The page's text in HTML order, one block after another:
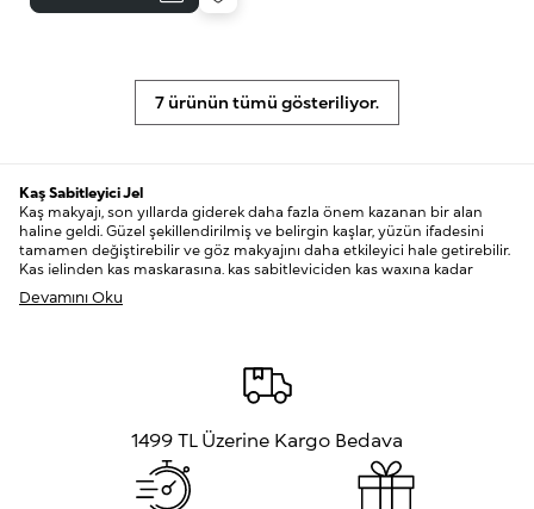
7 ürünün tümü gösteriliyor.
Kaş Sabitleyici Jel
Kaş makyajı, son yıllarda giderek daha fazla önem kazanan bir alan
haline geldi. Güzel şekillendirilmiş ve belirgin kaşlar, yüzün ifadesini
tamamen değiştirebilir ve göz makyajını daha etkileyici hale getirebilir.
Kaş jelinden kaş maskarasına, kaş sabitleyiciden kaş waxına kadar
birçok ürün, kaşlarınızı mükemmel hale getirmek için
kullanabileceğiniz araçlar arasında yer alır.
Kaş jeli, kaş makyajının en önemli unsurlarından biridir. Kaş jelinin
temel amacı, kaşları belirginleştirmek ve şekillendirmektir. Aynı
zamanda kaşların tüm gün boyunca sabit kalmasını sağlar. Kaş jelinin
uygulayarak başlayabilirsiniz. Uygulama sırasında kaşlarınızı yukarı
doğru tarayarak, doğal bir görünüm elde edebilirsiniz.
Kaş Maskarası: Dolgun ve Belirgin Kaşlar İçin
Devamını Oku
1499 TL Üzerine Kargo Bedava